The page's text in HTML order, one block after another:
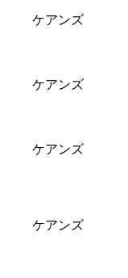
ケアンズ
ケアンズ
ケアンズ
ケアンズ